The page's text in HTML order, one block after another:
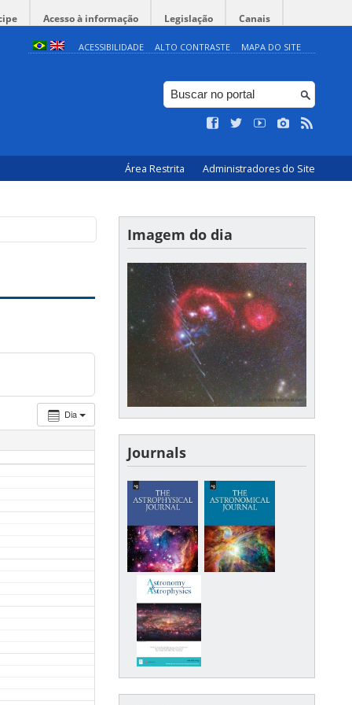
Acesso à informação Legislação Canais
ACESSIBILIDADE ALTO CONTRASTE MAPA DO SITE
Área Restrita Administradores do Site
Dia
Imagem do dia
Journals